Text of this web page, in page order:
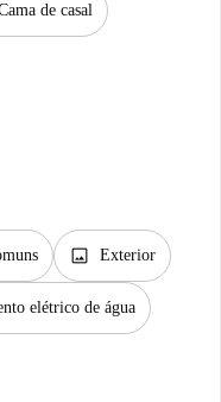
de casal
image Exterior
elétrico de água